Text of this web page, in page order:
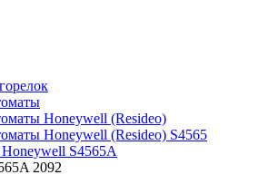
Honeywell (Resideo)
Honeywell (Resideo) S4565
S4565A
2092